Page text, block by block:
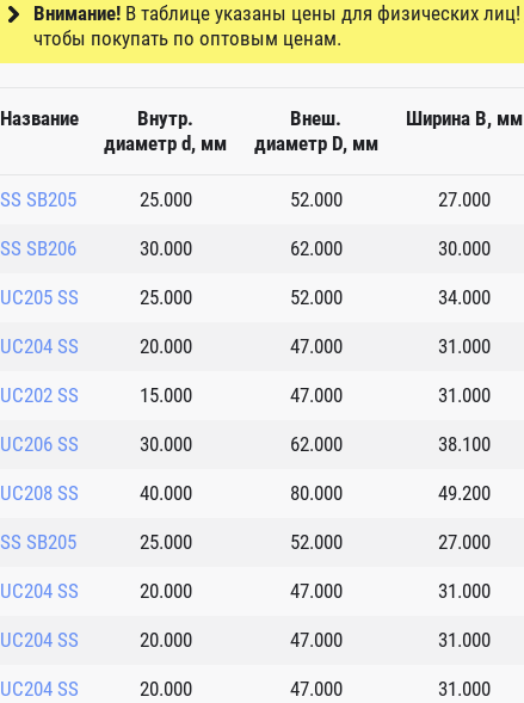
Внимание!В таблице указаны цены для физических лиц!
чтобы покупать по оптовым ценам.
Название
Внутр.
диаметр d, мм
Внеш.
диаметр D, мм
Ширина B, мм
SS SB205 25.000 52.000 27.000
SS SB206 30.000 62.000 30.000
UC205 SS 25.000 52.000 34.000
UC204 SS 20.000 47.000 31.000
UC202 SS 15.000 47.000 31.000
UC206 SS 30.000 62.000 38.100
UC208 SS 40.000 80.000 49.200
SS SB205 25.000 52.000 27.000
UC204 SS 20.000 47.000 31.000
UC204 SS 20.000 47.000 31.000
UC204 SS 20.000 47.000 31.000